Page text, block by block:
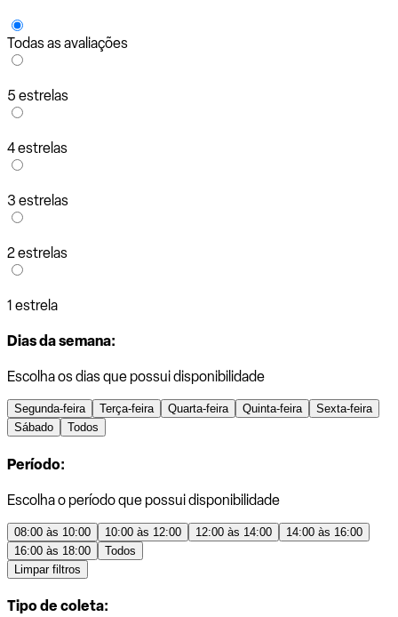
Todas as avaliações
5 estrelas
4 estrelas
3 estrelas
2 estrelas
1 estrela
Dias da semana:
Escolha os dias que possui disponibilidade
Segunda-feira Terça-feira Quarta-feira Quinta-feira
Sexta-feira
Sábado
Todos
Período:
Escolha o período que possui disponibilidade
08:00 às 10:00 10:00 às 12:00 12:00 às 14:00
14:00 às 16:00
16:00 às 18:00
Todos
Limpar filtros
Tipo de coleta: